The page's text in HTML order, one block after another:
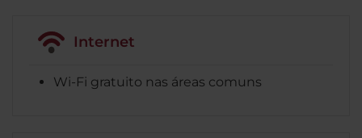
Internet
Wi-Fi gratuito nas áreas comuns